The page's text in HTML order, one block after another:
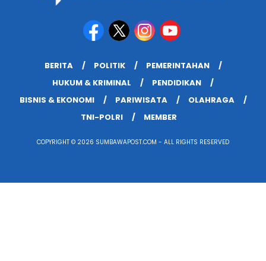
BERITA POLITIK
PEMERINTAHAN
HUKUM & KRIMINAL
PENDIDIKAN
BISNIS & EKONOMI
PARIWISATA
OLAHRAGA
TNI-POLRI
MEMBER
COPYRIGHT © 2026 SUMBAWAPOST.COM - ALL RIGHTS RESERVED